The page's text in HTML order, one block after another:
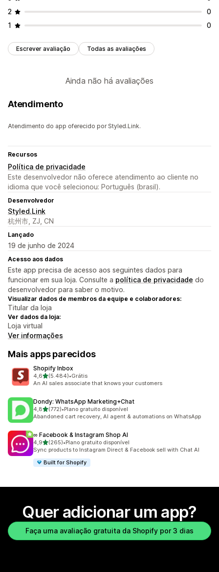
2
0
1
0
Escrever avaliação Todas as avaliações
Ainda não há avaliações
Atendimento
Atendimento do app oferecido por Styled.Link.
Recursos
Política de privacidade
Este desenvolvedor não oferece atendimento ao cliente no
idioma que você selecionou: Português (brasil).
Desenvolvedor
Styled.Link
杭州市, ZJ, CN
Lançado
19 de junho de 2024
Acesso aos dados
Este app precisa de acesso aos seguintes dados para
funcionar em sua loja. Consulte a política de privacidade do
desenvolvedor para saber o motivo.
Visualizar dados de membros da equipe e colaboradores:
Titular da loja
Ver dados da loja:
Loja virtual
Ver informações
Mais apps parecidos
Shopify Inbox
4,6de 5 estrelas
(5.484)
5484 avaliações ao todo
•Grátis
An AI sales associate that knows your customers
Dondy: WhatsApp Marketing+Chat
4,8de 5 estrelas
(772)
772 avaliações ao todo
•Plano gratuito disponível
Abandoned cart recovery, AI agent & automations on WhatsApp
∞ Facebook & Instagram Shop AI
4,9de 5 estrelas
(265)
265 avaliações ao todo
•Plano gratuito disponível
Sync products to Instagram Direct & Facebook sell with Chat AI
Built for Shopify
Quer adicionar um app?
Faça uma avaliação gratuita da Shopify por 3 dias